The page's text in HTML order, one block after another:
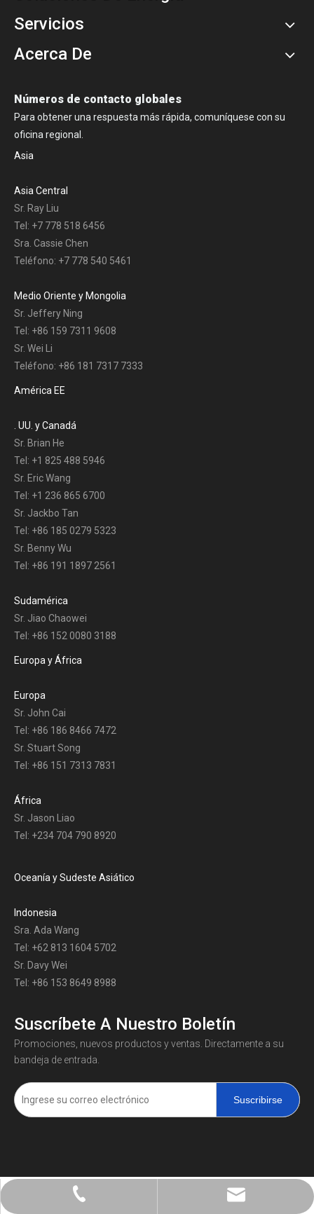
Servicios
Acerca De
Números de contacto globales
Para obtener una respuesta más rápida, comuníquese con su
oficina regional.
Asia
Asia Central
Sr. Ray Liu
Tel: +7 778 518 6456
Sra. Cassie Chen
Teléfono: +7 778 540 5461
Medio Oriente y Mongolia
Sr. Jeffery Ning
Tel: +86 159 7311 9608
Sr. Wei Li
Teléfono: +86 181 7317 7333
América EE
. UU. y Canadá
Sr. Brian He
Tel: +1 825 488 5946
Sr. Eric Wang
Tel: +1 236 865 6700
Sr. Jackbo Tan
Tel: +86 185 0279 5323
Sr. Benny Wu
Tel: +86 191 1897 2561
Sudamérica
Sr. Jiao Chaowei
Tel: +86 152 0080 3188
Europa y África
Europa
Sr. John Cai
Tel: +86 186 8466 7472
Sr. Stuart Song
Tel: +86 151 7313 7831
África
Sr. Jason Liao
Tel: +234 704 790 8920
Oceanía y Sudeste Asiático
Indonesia
Sra. Ada Wang
Tel: +62 813 1604 5702
Sr. Davy Wei
Tel: +86 153 8649 8988
Suscríbete A Nuestro Boletín
Promociones, nuevos productos y ventas. Directamente a su
bandeja de entrada.
Suscribirse